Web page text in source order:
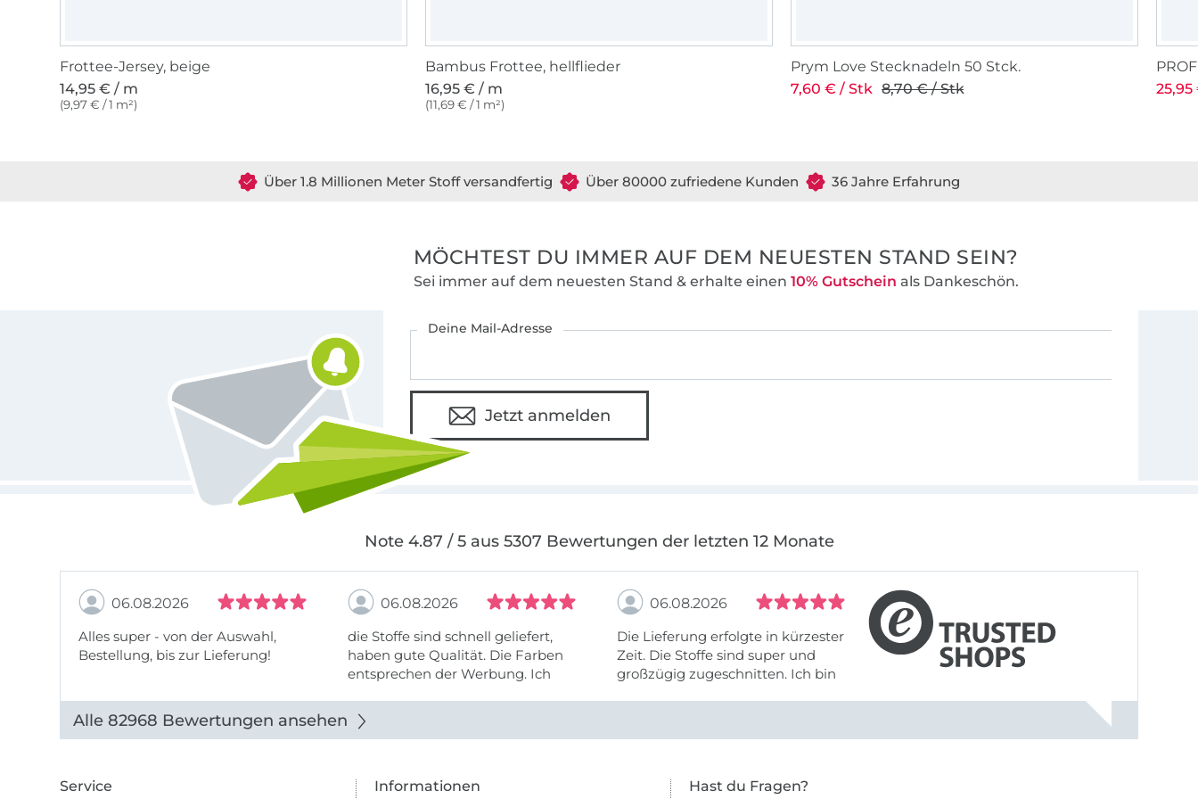
Die Anleitungen und Schnitte werden von uns
außerdem immer papiersparend angelegt, so dass der
Umwelt zuliebe möglichst wenig gedruckt werden muss
Frottee-Jersey, beige
14,95 € / m
(9,97 € / 1 m²)
Bambus Frottee, hellflieder
16,95 € / m
(11,69 € / 1 m²)
Prym Love Stecknadeln 50 Stck.
7,60 € / Stk 8,70 € / Stk
Über 1.8 Millionen Meter Stoff versandfertig Über 80000 zufriedene Kunden 36 Jahre Erfahrung
MÖCHTEST DU IMMER AUF DEM NEUESTEN STAND SEIN?
Sei immer auf dem neuesten Stand & erhalte einen 10% Gutschein als Dankeschön.
Deine Mail-Adresse
Jetzt anmelden
Note 4.87 / 5 aus 5307 Bewertungen der letzten 12 Monate
06.08.2026
Alles super - von der Auswahl,
Bestellung, bis zur Lieferung!
06.08.2026
die Stoffe sind schnell geliefert,
haben gute Qualität. Die Farben
entsprechen der Werbung. Ich
auch die Firma empfehlen.
06.08.2026
Die Lieferung erfolgte in kürzester
Zeit. Die Stoffe sind super und
großzügig zugeschnitten. Ich bin
Alle 82968 Bewertungen ansehen
Service Informationen Hast du Fragen?